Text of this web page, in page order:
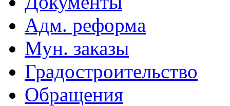
Адм. реформа
Мун. заказы
Градостроительство
Обращения